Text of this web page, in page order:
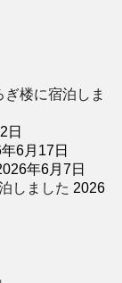
楼に宿泊しま
日
6月17日
年6月7日
しました 2026